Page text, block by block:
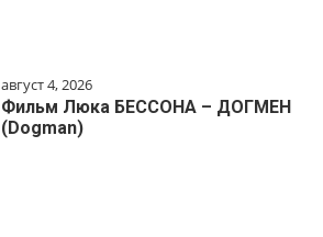
август 4, 2026
Фильм Люка БЕССОНА – ДОГМЕН
(Dogman)